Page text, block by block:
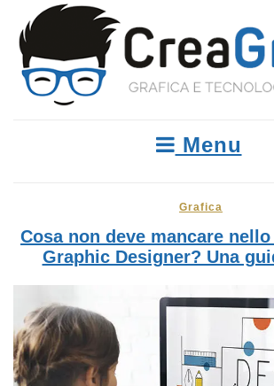
Menu
Grafica
Cosa non deve mancare
Graphic Designer? Una